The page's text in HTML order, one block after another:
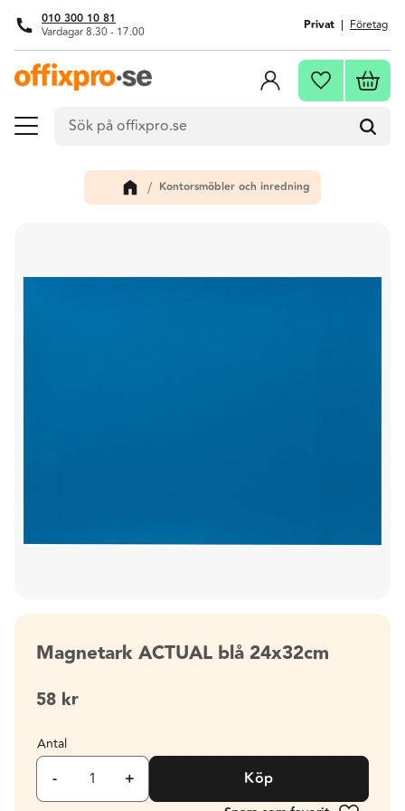
Meny
010 300 10 81
Vardagar 8.30 - 17.00 Privat Företag
Favoriter
Kontorsmöbler och inredning
Magnetark ACTUAL blå 24x32cm
58 kr
Antal
+
- Köp